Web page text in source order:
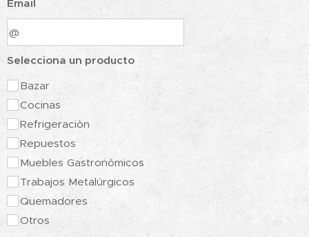
Email
Selecciona un producto
Bazar
Cocinas
Refrigeraciòn
Repuestos
Muebles Gastronómicos
Trabajos Metalúrgicos
Quemadores
Otros